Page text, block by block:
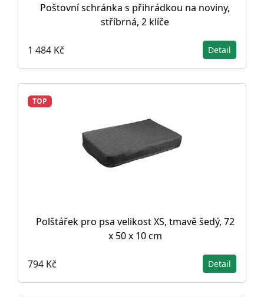
Poštovní schránka s přihrádkou na noviny,
stříbrná, 2 klíče
1 484 Kč Detail
TOP
Polštářek pro psa velikost XS, tmavě šedý, 72
x 50 x 10 cm
794 Kč Detail